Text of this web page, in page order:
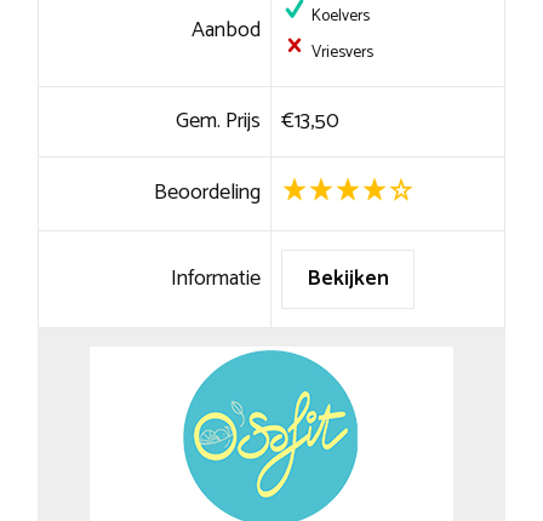
Aanbod
Koelvers
Vriesvers
Gem. Prijs €13,50
Beoordeling
Informatie Bekijken